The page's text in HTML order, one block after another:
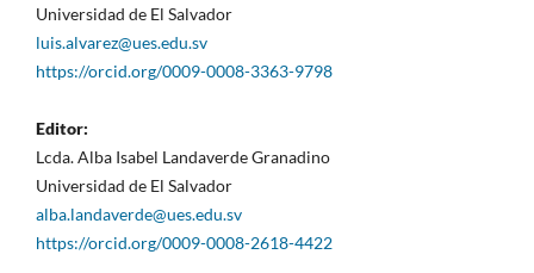
Universidad de El Salvador
luis.alvarez@ues.edu.sv
https://orcid.org/0009-0008-3363-9798
Editor:
Lcda. Alba Isabel Landaverde Granadino
Universidad de El Salvador
alba.landaverde@ues.edu.sv
https://orcid.org/0009-0008-2618-4422